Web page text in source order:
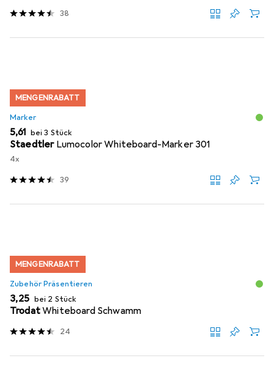
38
MENGENRABATT
Marker
EUR
5,61 bei 3 Stück
Staedtler Lumocolor Whiteboard-Marker 301
4x
39
MENGENRABATT
Zubehör Präsentieren
EUR
3,25 bei 2 Stück
TrodatWhiteboard Schwamm
24